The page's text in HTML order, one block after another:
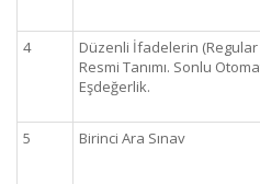
4
Düzenli İfadelerin
Resmi Tanımı. Sonlu
Eşdeğerlik.
5 Birinci Ara Sınav